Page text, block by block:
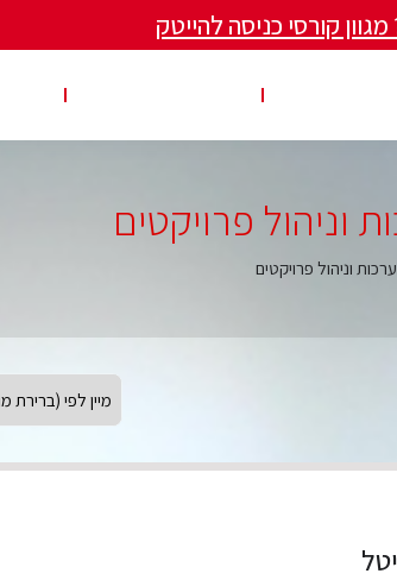
קורסי כניסה להייטק
וניהול פרויקטים
וניהול פרויקטים
מיין לפי (ברירת